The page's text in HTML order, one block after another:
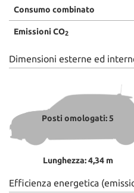
Consumo combinato
Emissioni CO2
Dimensioni esterne ed
Posti omologati: 5
Lunghezza: 4,34 m
Efficienza energetica